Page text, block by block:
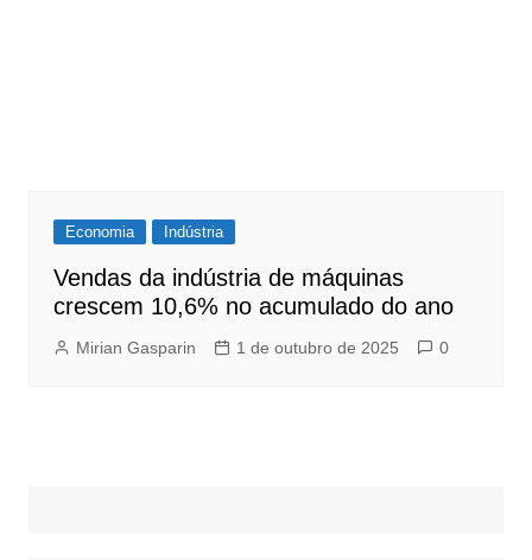
Economia Indústria
Vendas da indústria de máquinas
crescem 10,6% no acumulado do ano
Mirian Gasparin 1 de outubro de 2025 0